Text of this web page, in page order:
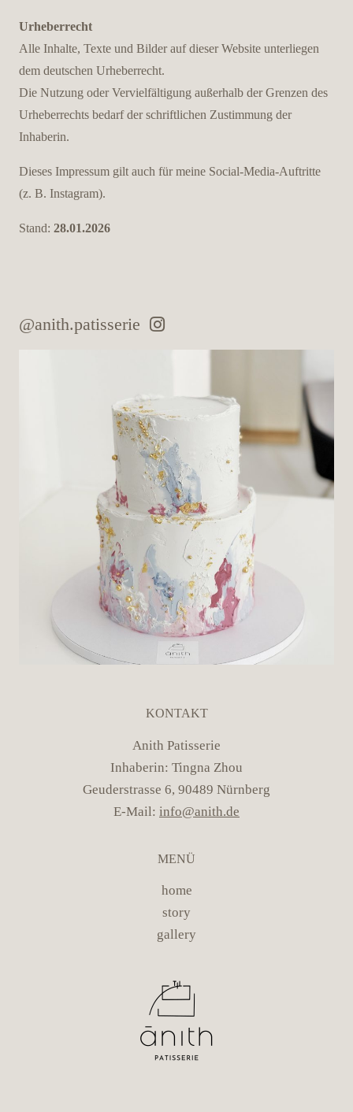
Urheberrecht
Alle Inhalte, Texte und Bilder auf dieser Website unterliegen
dem deutschen Urheberrecht.
Die Nutzung oder Vervielfältigung außerhalb der Grenzen des
Urheberrechts bedarf der schriftlichen Zustimmung der
Inhaberin.
Dieses Impressum gilt auch für meine Social-Media-Auftritte
(z. B. Instagram).
Stand: 28.01.2026
@anith.patisserie
KONTAKT
Anith Patisserie
Inhaberin: Tingna Zhou
Geuderstrasse 6, 90489 Nürnberg
E-Mail: info@anith.de
MENÜ
home
story
gallery